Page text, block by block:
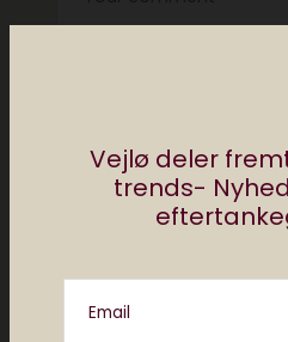
Vejlø deler
trends-
Email